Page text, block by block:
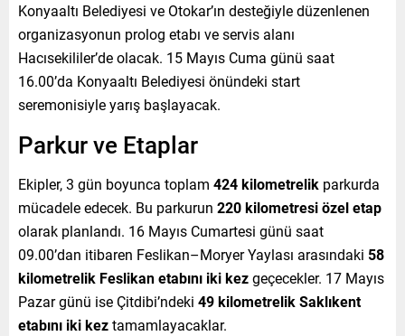
Konyaaltı Belediyesi ve Otokar’ın desteğiyle düzenlenen
organizasyonun prolog etabı ve servis alanı
Hacısekililer’de olacak. 15 Mayıs Cuma günü saat
16.00’da Konyaaltı Belediyesi önündeki start
seremonisiyle yarış başlayacak.
Parkur ve Etaplar
Ekipler, 3 gün boyunca toplam 424 kilometrelik parkurda
mücadele edecek. Bu parkurun 220 kilometresi özel etap
olarak planlandı. 16 Mayıs Cumartesi günü saat
09.00’dan itibaren Feslikan–Moryer Yaylası arasındaki 58
kilometrelik Feslikan etabını iki kezgeçecekler. 17 Mayıs
Pazar günü ise Çitdibi’ndeki 49 kilometrelik Saklıkent
etabını iki keztamamlayacaklar.